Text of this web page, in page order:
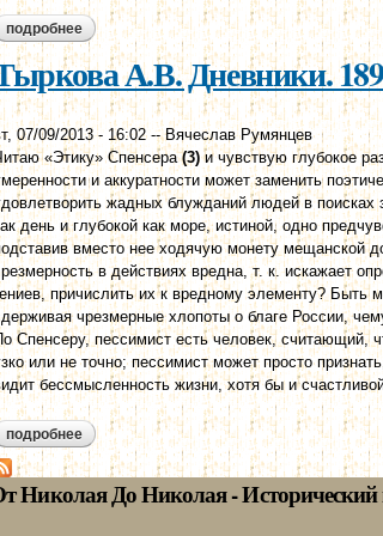
подробнее о тыркова а.в. дневники. 1895.07.11
А.В. Дневники.
07/09/2013 - 16:02--Вячеслав Румянцев
«Этику» Спенсера(3)и чувствую глубокое
и аккуратности может заменить
жадных блужданий людей в поисках
день и глубокой как море, истиной, одно
вместо нее ходячую монету мещанской
в действиях вредна, т. к. искажает
причислить их к вредному элементу? Быть
чрезмерные хлопоты о благе России,
Спенсеру, пессимист есть человек, считающий,
или не точно; пессимист может просто
бессмысленность жизни, хотя бы и
подробнее о тыркова а.в. дневники. 1895.05.25
Николая До Николая -